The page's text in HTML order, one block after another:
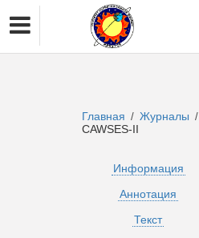
Главная / Журналы /
CAWSES-II
Информация
Аннотация
Текст